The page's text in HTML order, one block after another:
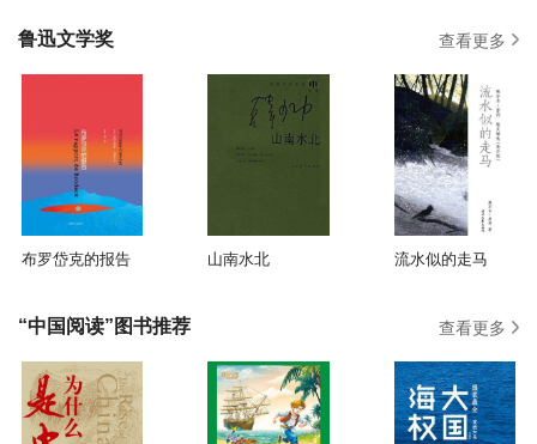
鲁迅文学奖 查看更多
布罗岱克的报告 山南水北 流水似的走马
“中国阅读”图书推荐 查看更多